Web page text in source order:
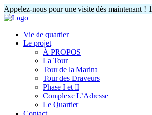
Appelez-nous pour une visite dès maintenant !
Vie de quartier
Le projet
À PROPOS
La Tour
Tour de la Marina
Tour des Draveurs
Phase I et II
Complexe L’Adresse
Le Quartier
Contact